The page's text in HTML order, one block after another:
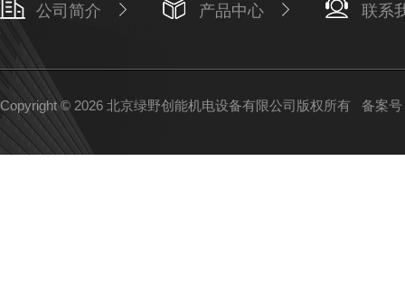
公司简介 产品中心 联系
Copyright © 2026 北京绿野创能机电设备有限公司版权所有 备案